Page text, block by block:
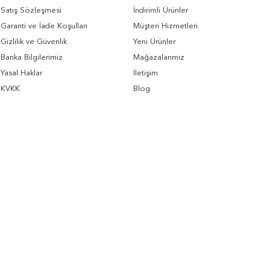
Satış Sözleşmesi
Garanti ve İade Koşulları
Gizlilik ve Güvenlik
Banka Bilgilerimiz
Yasal Haklar
KVKK
İndirimli Ürünler
Müşteri Hizmetleri
Yeni Ürünler
Mağazalarımız
İletişim
Blog